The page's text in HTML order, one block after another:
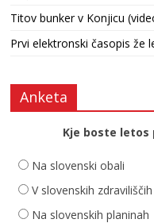
Titov bunker v Konjicu
Prvi elektronski časopis že
Anketa
Kje boste letos
Na slovenski obali
V slovenskih zdraviliščih
Na slovenskih planinah